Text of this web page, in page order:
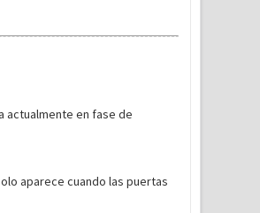
actualmente en fase de
aparece cuando las puertas